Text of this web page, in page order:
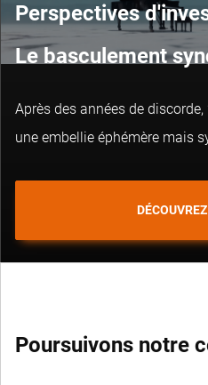
Perspectives
Le basculement
Après des années de
une embellie éphémère mais
Poursuivons notre